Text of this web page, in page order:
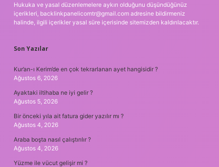
Hukuka ve yasal düzenlemelere aykırı olduğunu düşündüğünüz
içerikleri, backlinkpanelicomtr@gmail.com adresine bildirmeniz
halinde, ilgili içerikler yasal süre içerisinde sitemizden kaldırılacaktır.
Son Yazılar
Kur’an-ı Kerim’de en çok tekrarlanan ayet hangisidir ?
Ağustos 6, 2026
Ayaktaki iltihaba ne iyi gelir ?
Ağustos 5, 2026
Bir önceki yıla ait fatura gider yazılır mı ?
Ağustos 4, 2026
Araba boşta nasıl çalıştırılır ?
Ağustos 4, 2026
Yüzme ile vücut gelişir mi ?